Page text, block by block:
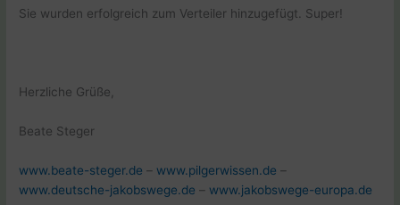
Sie wurden erfolgreich zum Verteiler hinzugefügt. Super!
Herzliche Grüße,
Beate Steger
www.beate-steger.de – www.pilgerwissen.de –
www.deutsche-jakobswege.de – www.jakobswege-europa.de